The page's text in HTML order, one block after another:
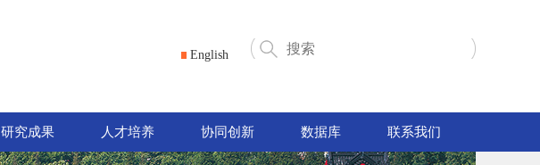
English
研究成果 人才培养 协同创新 数据库 联系我们